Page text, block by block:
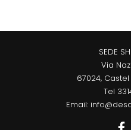
SEDE
Via
67024,
Tel
Email: